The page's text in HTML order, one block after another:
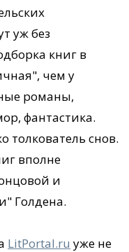
уж без
книг в
чем у
романы,
фантастика.
толкователь снов.
вполне
и
Голдена.
LitPortal.ru уже не